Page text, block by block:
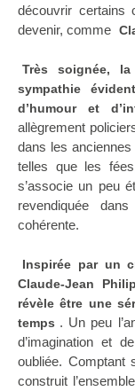
découvrir certains
devenir, comme
Très soignée,
sympathie
d’humour et
allègrement
dans les
telles que les
s’associe un peu
revendiquée
cohérente.
Inspirée par un
Claude-Jean
révèle être une
temps . Un peu
d’imagination et
oubliée. Comptant
construit